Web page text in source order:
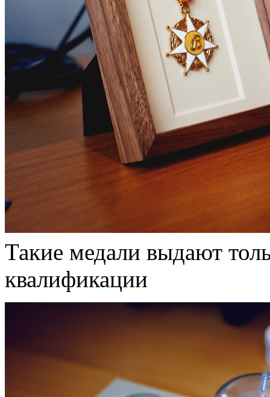
Такие медали выдают
квалификации